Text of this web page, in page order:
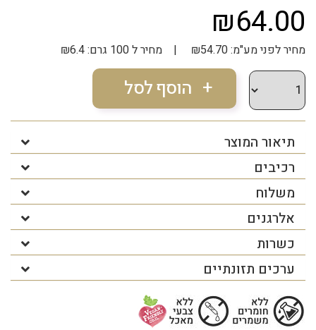
₪64.00
מחיר לפני מע"מ: ₪54.70 | מחיר ל 100 גרם: ₪6.4
תיאור המוצר
רכיבים
משלוח
אלרגנים
כשרות
ערכים תזונתיים